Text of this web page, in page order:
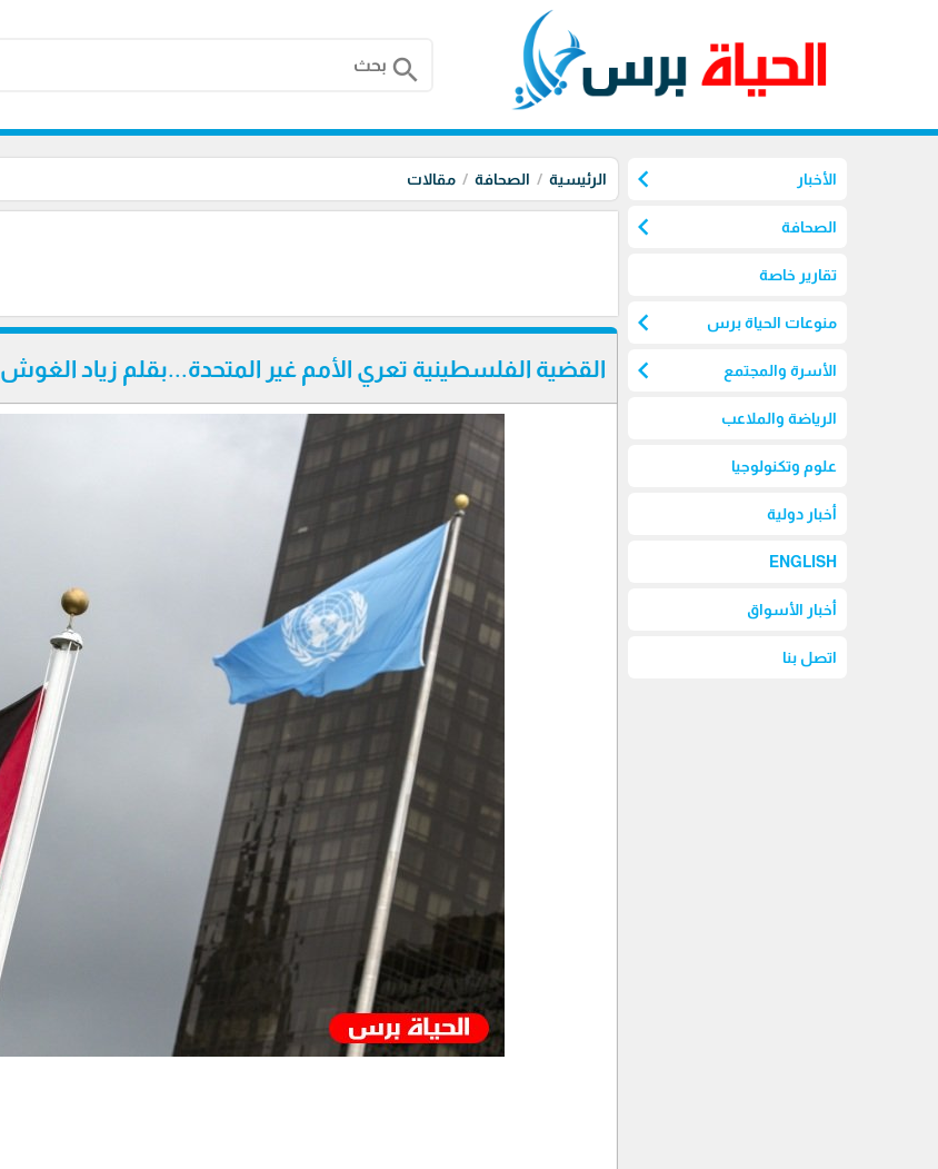
search
الأخبار chevron_left
الصحافة chevron_left
تقارير خاصة
منوعات الحياة برس chevron_left
الأسرة والمجتمع chevron_left
الرياضة والملاعب
علوم وتكنولوجيا
أخبار دولية
ENGLISH
أخبار الأسواق
اتصل بنا
الرئيسية الصحافة مقالات
القضية الفلسطينية تعري الأمم غير المتحدة...بقلم زياد الغوش